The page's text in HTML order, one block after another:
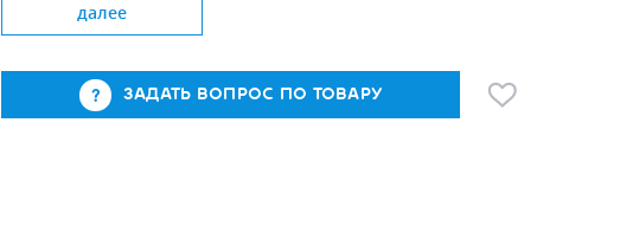
далее
ЗАДАТЬ ВОПРОС ПО ТОВАРУ